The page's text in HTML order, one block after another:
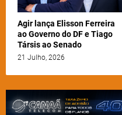
Agir lança Elisson Ferreira
ao Governo do DF e Tiago
Társis ao Senado
21 Julho, 2026